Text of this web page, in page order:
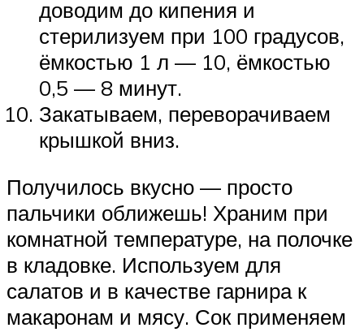
доводим до кипения и
стерилизуем при 100 градусов,
ёмкостью 1 л — 10, ёмкостью
0,5 — 8 минут.
Закатываем, переворачиваем
крышкой вниз.
Получилось вкусно — просто
пальчики оближешь! Храним при
комнатной температуре, на полочке
в кладовке. Используем для
салатов и в качестве гарнира к
макаронам и мясу. Сок применяем